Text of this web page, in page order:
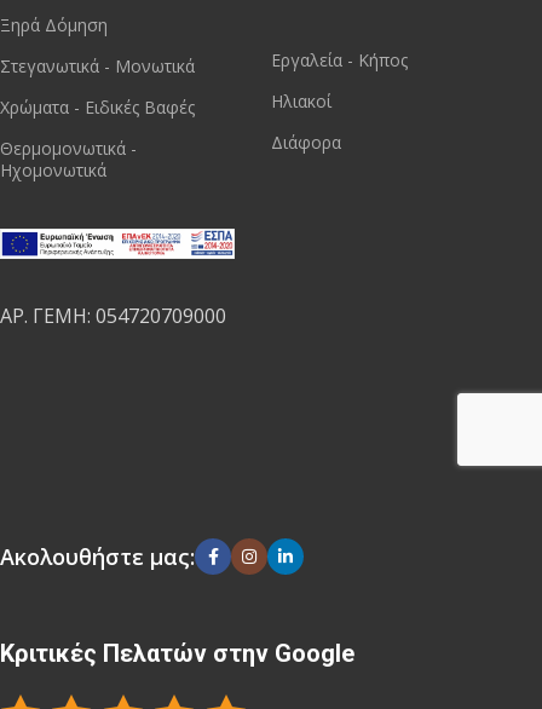
Ξηρά Δόμηση
Στεγανωτικά - Μονωτικά
Χρώματα - Ειδικές Βαφές
Θερμομονωτικά -
Ηχομονωτικά
ΑΡ. ΓΕΜΗ: 054720709000
Εργαλεία - Κήπος
Ηλιακοί
Διάφορα
Ακολουθήστε μας:
Κριτικές Πελατών στην Google